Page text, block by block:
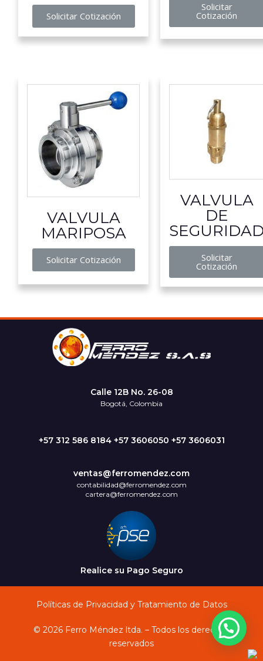
Solicitar Cotización
Solicitar
Cotización
VALVULA
MARIPOSA
Solicitar Cotización
VALVULA
DE
Solicitar
Cotización
Calle 12B No. 26-08
Bogotá, Colombia
+57 312 586 8184 +57 3606050 +57 3606031
ventas@ferromendez.com
contabilidad@ferromendez.com
cartera@ferromendez.com
Realice su Pago Seguro
Políticas de Privacidad y Tratamiento de Datos
© 2026 Ferro Méndez ltda. – Todos los derechos
reservados